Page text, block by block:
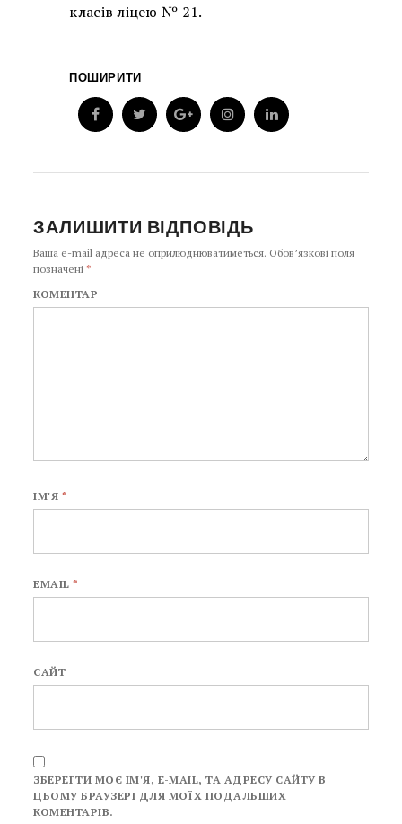
класів ліцею № 21.
ПОШИРИТИ
ЗАЛИШИТИ ВІДПОВІДЬ
Ваша e-mail адреса не оприлюднюватиметься. Обов’язкові поля
позначені*
КОМЕНТАР
ІМ'Я *
EMAIL*
САЙТ
ЗБЕРЕГТИ МОЄ ІМ'Я, E-MAIL, ТА АДРЕСУ САЙТУ В
ЦЬОМУ БРАУЗЕРІ ДЛЯ МОЇХ ПОДАЛЬШИХ
КОМЕНТАРІВ.